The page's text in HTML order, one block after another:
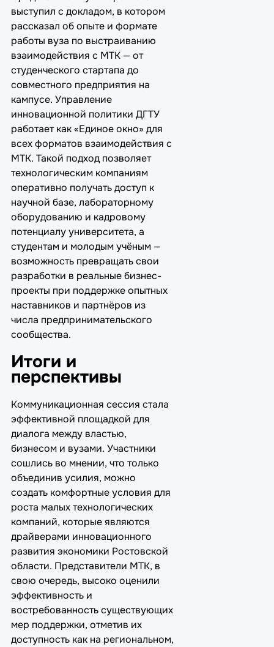
выступил с докладом, в котором
рассказал об опыте и формате
работы вуза по выстраиванию
взаимодействия с МТК — от
студенческого стартапа до
совместного предприятия на
кампусе. Управление
инновационной политики ДГТУ
работает как «Единое окно» для
всех форматов взаимодействия с
МТК. Такой подход позволяет
технологическим компаниям
оперативно получать доступ к
научной базе, лабораторному
оборудованию и кадровому
потенциалу университета, а
студентам и молодым учёным —
возможность превращать свои
разработки в реальные бизнес-
проекты при поддержке опытных
наставников и партнёров из
числа предпринимательского
сообщества.
Итоги и
перспективы
Коммуникационная сессия стала
эффективной площадкой для
диалога между властью,
бизнесом и вузами. Участники
сошлись во мнении, что только
объединив усилия, можно
создать комфортные условия для
роста малых технологических
компаний, которые являются
драйверами инновационного
развития экономики Ростовской
области. Представители МТК, в
свою очередь, высоко оценили
эффективность и
востребованность существующих
мер поддержки, отметив их
доступность как на региональном,